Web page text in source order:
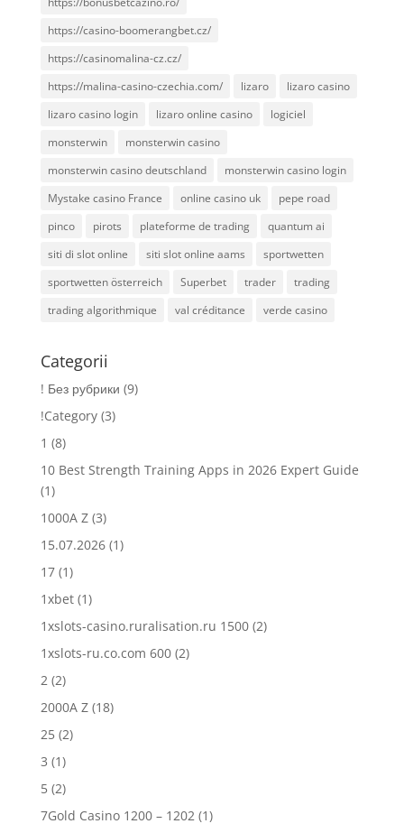
https://casino-boomerangbet.cz/
https://casinomalina-cz.cz/
https://malina-casino-czechia.com/
lizaro
lizaro casino
lizaro casino login
lizaro online casino
logiciel
monsterwin
monsterwin casino
monsterwin casino deutschland
monsterwin casino login
Mystake casino France
online casino uk
pepe road
pinco
pirots plateforme de trading
quantum ai
siti di slot online
siti slot online aams
sportwetten
sportwetten österreich
Superbet trader
trading
trading algorithmique
val créditance verde casino
Categorii
! Без рубрики (9)
!Category(3)
1 (8)
10 Best Strength Training Apps in 2026 Expert Guide
(1)
1000A Z(3)
15.07.2026(1)
17(1)
1xbet(1)
1xslots-casino.ruralisation.ru 1500(2)
1xslots-ru.co.com 600(2)
2(2)
2000A Z(18)
25(2)
3 (1)
5(2)
7Gold Casino 1200 – 1202(1)